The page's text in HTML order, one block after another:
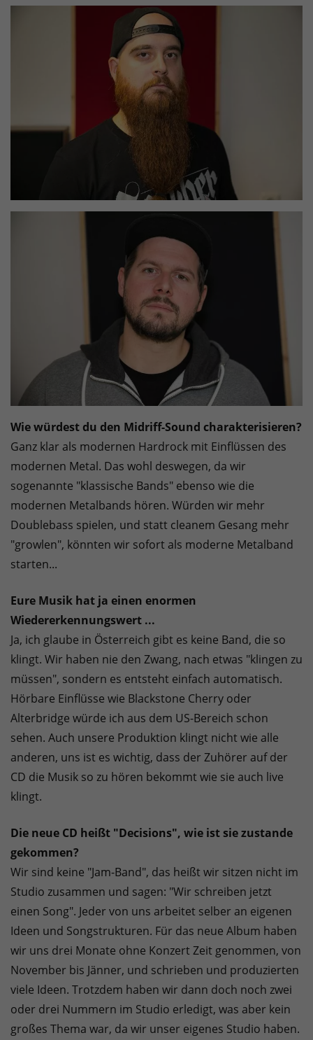
Wie würdest du den Midriff-Sound charakterisieren?
Ganz klar als modernen Hardrock mit Einflüssen des
modernen Metal. Das wohl deswegen, da wir
sogenannte "klassische Bands" ebenso wie die
modernen Metalbands hören. Würden wir mehr
Doublebass spielen, und statt cleanem Gesang mehr
"growlen", könnten wir sofort als moderne Metalband
starten...
Eure Musik hat ja einen enormen
Wiedererkennungswert ...
Ja, ich glaube in Österreich gibt es keine Band, die so
klingt. Wir haben nie den Zwang, nach etwas "klingen zu
müssen", sondern es entsteht einfach automatisch.
Hörbare Einflüsse wie Blackstone Cherry oder
Alterbridge würde ich aus dem US-Bereich schon
sehen. Auch unsere Produktion klingt nicht wie alle
anderen, uns ist es wichtig, dass der Zuhörer auf der
CD die Musik so zu hören bekommt wie sie auch live
klingt.
Die neue CD heißt "Decisions", wie ist sie zustande
gekommen?
Wir sind keine "Jam-Band", das heißt wir sitzen nicht im
Studio zusammen und sagen: "Wir schreiben jetzt
einen Song". Jeder von uns arbeitet selber an eigenen
Ideen und Songstrukturen. Für das neue Album haben
wir uns drei Monate ohne Konzert Zeit genommen, von
November bis Jänner, und schrieben und produzierten
viele Ideen. Trotzdem haben wir dann doch noch zwei
oder drei Nummern im Studio erledigt, was aber kein
großes Thema war, da wir unser eigenes Studio haben.